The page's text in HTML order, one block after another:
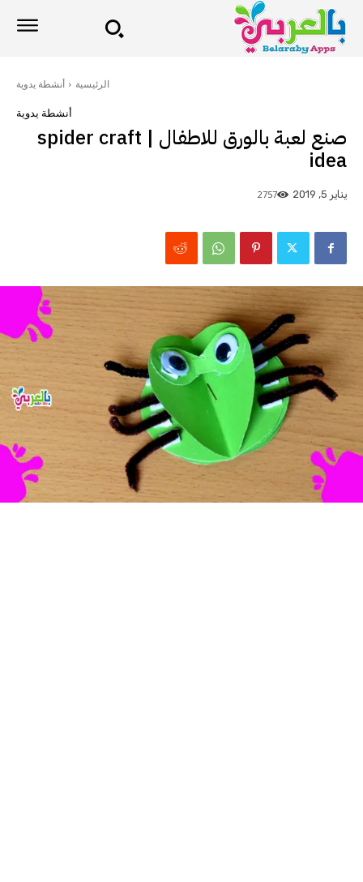
الرئيسية أنشطة يدوية
أنشطة يدوية
صنع لعبة بالورق للاطفال | spider craft
idea
يناير 5, 2019 2757